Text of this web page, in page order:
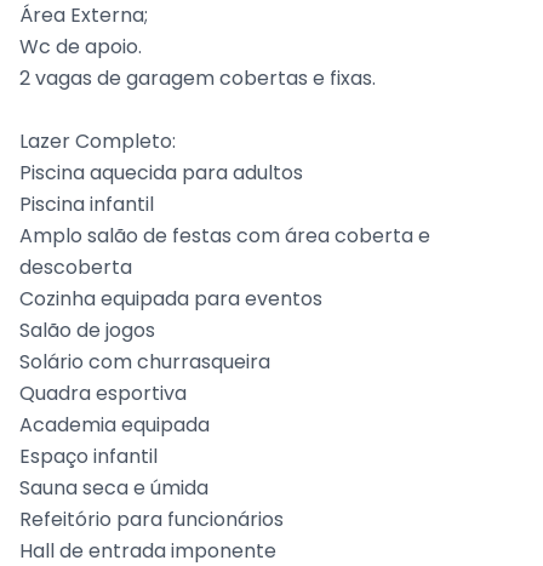
Área Externa;
Wc de apoio.
2 vagas de garagem cobertas e fixas.
Lazer Completo:
Piscina aquecida para adultos
Piscina infantil
Amplo salão de festas com área coberta e
descoberta
Cozinha equipada para eventos
Salão de jogos
Solário com churrasqueira
Quadra esportiva
Academia equipada
Espaço infantil
Sauna seca e úmida
Refeitório para funcionários
Hall de entrada imponente